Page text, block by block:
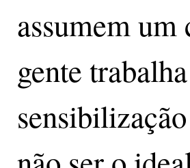
assumem
gente